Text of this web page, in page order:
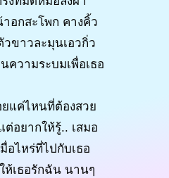
อกสะโพก คางคิ้ว
วขาวละมุนเอวกิ่ว
ความระบมเพื่อเธอ
แค่ไหนที่ต้องสวย
ต่อยากให้รู้.. เสมอ
อไหร่ที่ไปกับเธอ
ห้เธอรักฉัน นานๆ